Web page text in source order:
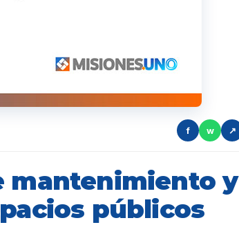
f w ↗
mantenimiento y
públicos